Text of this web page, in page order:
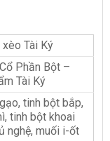
xèo Tài Ký
Phần Bột –
Tài Ký
tinh bột bắp,
tinh bột khoai
nghệ, muối i-ốt